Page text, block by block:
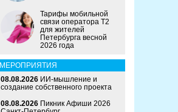
Тарифы мобильной
связи оператора Т2
для жителей
Петербурга весной
2026 года
МЕРОПРИЯТИЯ
08.08.2026 ИИ-мышление и
создание собственного проекта
08.08.2026 Пикник Афиши 2026